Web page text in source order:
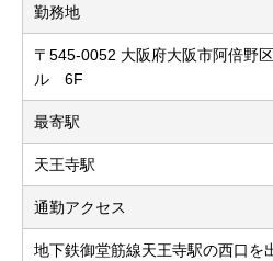
勤務地
〒545-0052 大阪府大阪市阿倍野
ル 6F
最寄駅
天王寺駅
通勤アクセス
地下鉄御堂筋線天王寺駅の西口を